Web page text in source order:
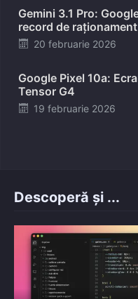
Gemini 3.1 Pro:
record de
Posted
20 februarie 2026
Google Pixel 10a:
Tensor G4
Posted
19 februarie 2026
Descoperă și ...